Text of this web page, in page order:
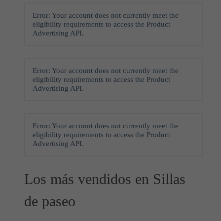
Error: Your account does not currently meet the
eligibility requirements to access the Product
Advertising API.
Error: Your account does not currently meet the
eligibility requirements to access the Product
Advertising API.
Error: Your account does not currently meet the
eligibility requirements to access the Product
Advertising API.
Los más vendidos en Sillas
de paseo